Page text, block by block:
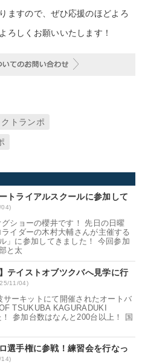
ますので、ぜひ応援のほどよろ
ろしくお願いいたします！
トランポ
トライアルスクールに参加して
04)
ショーの櫻井です！ 先日の日曜
イダーの木村大輔さんが主催する
」に参加してきました！ 今回参加
と太
テイストオブツクバへ見学に行
11/04)
サーキットにて開催されたオートバ
TSUKUBA KAGURADUKI
参加台数はなんと200台以上！ 国
選手権に参戦！練習会を行なっ
14)